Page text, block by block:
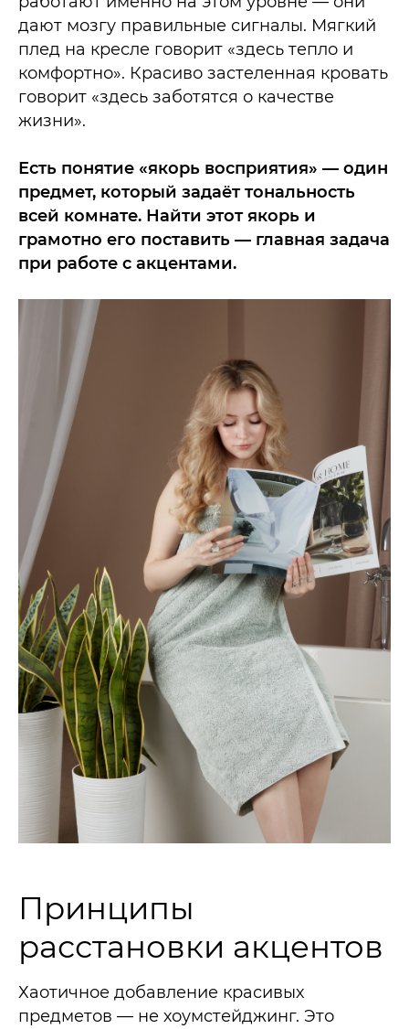
дают мозгу правильные сигналы. Мягкий
плед на кресле говорит «здесь тепло и
комфортно». Красиво застеленная кровать
говорит «здесь заботятся о качестве
жизни».
Есть понятие «якорь восприятия» — один
предмет, который задаёт тональность
всей комнате. Найти этот якорь и
грамотно его поставить — главная задача
при работе с акцентами.
Принципы
расстановки акцентов
Хаотичное добавление красивых
предметов — не хоумстейджинг. Это